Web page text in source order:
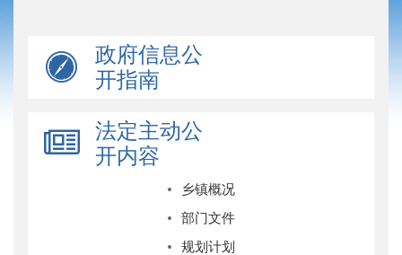
政府信息公
开指南
法定主动公
开内容
乡镇概况
部门文件
规划计划